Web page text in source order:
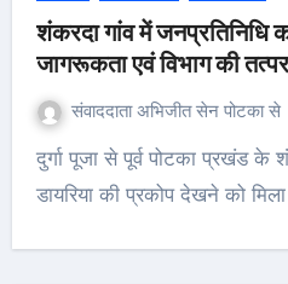
शंकरदा गांव में जनप्रतिनिधि
जागरूकता एवं विभाग की
संवाददाता अभिजीत सेन पोटका से
दुर्गा पूजा से पूर्व पोटका प्रखंड के शंकरदा गांव में अचानक
डायरिया की प्रकोप देखने को